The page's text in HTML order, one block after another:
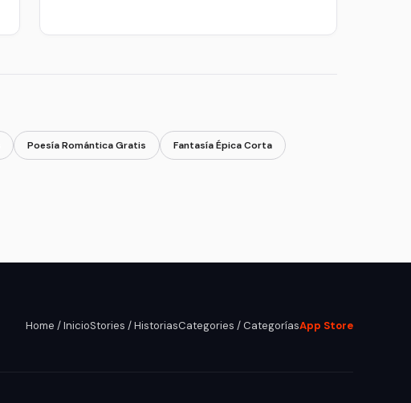
Poesía Romántica Gratis Fantasía Épica Corta
Home / InicioStories / HistoriasCategories / CategoríasApp Store